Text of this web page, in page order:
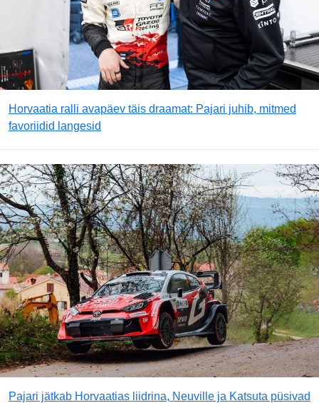
Horvaatia ralli avapäev täis draamat: Pajari juhib, mitmed
favoriidid langesid
Pajari jätkab Horvaatias liidrina, Neuville ja Katsuta püsivad